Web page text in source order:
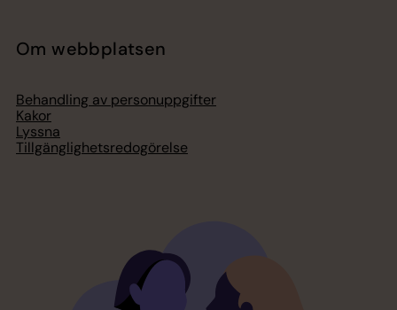
Om webbplatsen
Behandling av personuppgifter
Kakor
Lyssna
Tillgänglighetsredogörelse